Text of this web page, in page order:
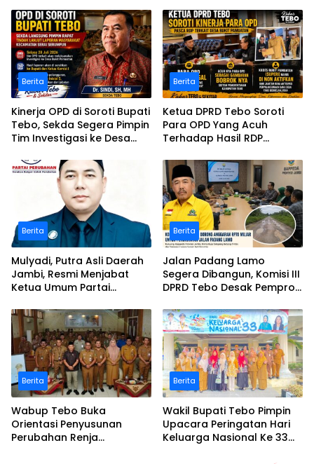
Berita
Kinerja OPD di Soroti Bupati
Tebo, Sekda Segera Pimpin
Tim Investigasi ke Desa
serumpun
Berita
Ketua DPRD Tebo Soroti
Para OPD Yang Acuh
Terhadap Hasil RDP
Pamuatan
Berita
Mulyadi, Putra Asli Daerah
Jambi, Resmi Menjabat
Ketua Umum Partai
Perwakilan ASEAN Partai
Perubahan di Malaysia
Berita
Jalan Padang Lamo
Segera Dibangun, Komisi III
DPRD Tebo Desak Pemprov
Anggaran Rp70 Miliar
Berita
Wabup Tebo Buka
Orientasi Penyusunan
Perubahan Renja
Berita
Wakil Bupati Tebo Pimpin
Upacara Peringatan Hari
Keluarga Nasional Ke 33